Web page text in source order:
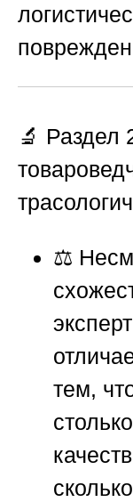
🔬 Раздел
⚖️
тем,